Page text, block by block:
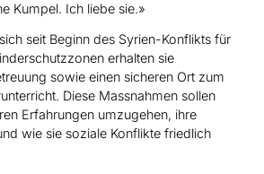
Kumpel. Ich liebe sie.»
seit Beginn des Syrien-Konflikts für
erhalten sie
sowie einen sicheren Ort zum
Diese Massnahmen sollen
Erfahrungen umzugehen, ihre
wie sie soziale Konflikte friedlich